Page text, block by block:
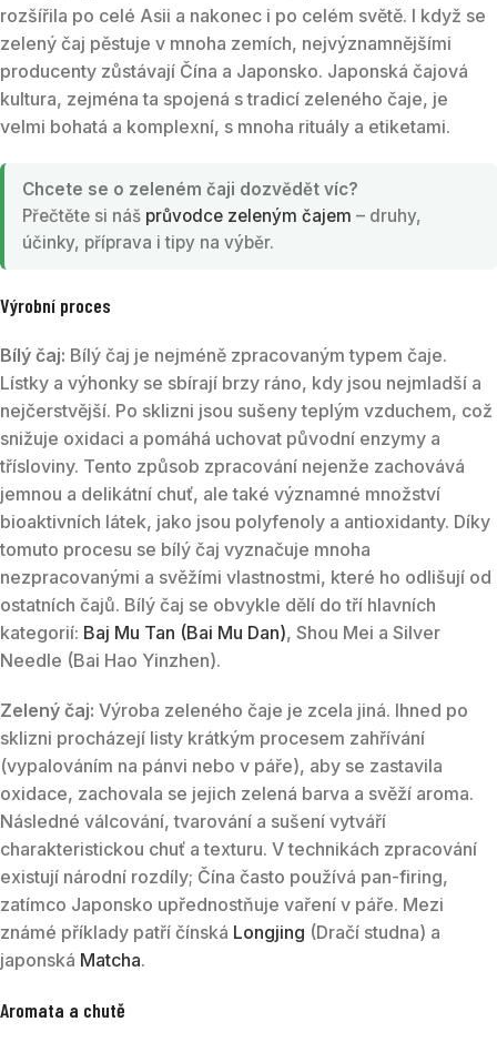
rozšířila po celé Asii a nakonec i po celém světě. I když se
zelený čaj pěstuje v mnoha zemích, nejvýznamnějšími
producenty zůstávají Čína a Japonsko. Japonská čajová
kultura, zejména ta spojená s tradicí zeleného čaje, je
velmi bohatá a komplexní, s mnoha rituály a etiketami.
Chcete se o zeleném čaji dozvědět víc?
Přečtěte si náš průvodce zeleným čajem – druhy,
účinky, příprava i tipy na výběr.
Výrobní proces
Bílý čaj: Bílý čaj je nejméně zpracovaným typem čaje.
Lístky a výhonky se sbírají brzy ráno, kdy jsou nejmladší a
nejčerstvější. Po sklizni jsou sušeny teplým vzduchem, což
snižuje oxidaci a pomáhá uchovat původní enzymy a
třísloviny. Tento způsob zpracování nejenže zachovává
jemnou a delikátní chuť, ale také významné množství
bioaktivních látek, jako jsou polyfenoly a antioxidanty. Díky
tomuto procesu se bílý čaj vyznačuje mnoha
nezpracovanými a svěžími vlastnostmi, které ho odlišují od
ostatních čajů. Bílý čaj se obvykle dělí do tří hlavních
kategorií: Baj Mu Tan (Bai Mu Dan), Shou Mei a Silver
Needle (Bai Hao Yinzhen).
Zelený čaj: Výroba zeleného čaje je zcela jiná. Ihned po
sklizni procházejí listy krátkým procesem zahřívání
(vypalováním na pánvi nebo v páře), aby se zastavila
oxidace, zachovala se jejich zelená barva a svěží aroma.
Následné válcování, tvarování a sušení vytváří
charakteristickou chuť a texturu. V technikách zpracování
existují národní rozdíly; Čína často používá pan-firing,
zatímco Japonsko upřednostňuje vaření v páře. Mezi
známé příklady patří čínská Longjing (Dračí studna) a
japonská Matcha.
Aromata a chutě